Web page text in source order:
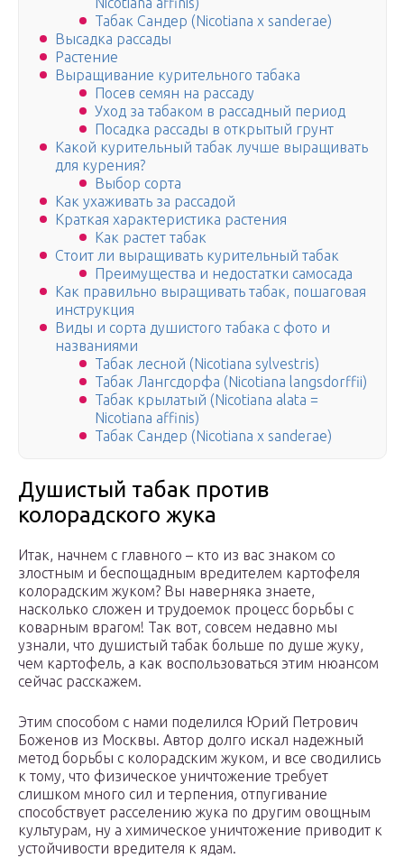
Табак Сандер (Nicotiana x sanderae)
Высадка рассады
Растение
Выращивание курительного табака
Посев семян на рассаду
Уход за табаком в рассадный период
Посадка рассады в открытый грунт
Какой курительный табак лучше выращивать
для курения?
Выбор сорта
Как ухаживать за рассадой
Краткая характеристика растения
Как растет табак
Стоит ли выращивать курительный табак
Преимущества и недостатки самосада
Как правильно выращивать табак, пошаговая
инструкция
Виды и сорта душистого табака с фото и
названиями
Табак лесной (Nicotiana sylvestris)
Табак Лангсдорфа (Nicotiana langsdorffii)
Табак крылатый (Nicotiana alata =
Nicotiana affinis)
Табак Сандер (Nicotiana x sanderae)
Душистый табак против
колорадского жука
Итак, начнем с главного – кто из вас знаком со
злостным и беспощадным вредителем картофеля
колорадским жуком? Вы наверняка знаете,
насколько сложен и трудоемок процесс борьбы с
коварным врагом! Так вот, совсем недавно мы
узнали, что душистый табак больше по душе жуку,
чем картофель, а как воспользоваться этим нюансом
сейчас расскажем.
Этим способом с нами поделился Юрий Петрович
Боженов из Москвы. Автор долго искал надежный
метод борьбы с колорадским жуком, и все сводились
к тому, что физическое уничтожение требует
слишком много сил и терпения, отпугивание
способствует расселению жука по другим овощным
культурам, ну а химическое уничтожение приводит к
устойчивости вредителя к ядам.